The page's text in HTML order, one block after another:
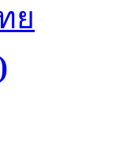
ย